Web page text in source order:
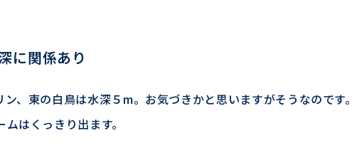
に関係あり
、東の白鳥は水深５m。お気づきかと思いますがそうなのです。
はくっきり出ます。